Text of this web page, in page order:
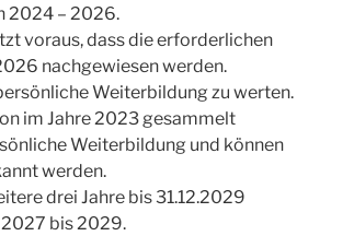
2024 – 2026.
voraus, dass die erforderlichen
nachgewiesen werden.
Weiterbildung zu werten.
im Jahre 2023 gesammelt
Weiterbildung und können
werden.
drei Jahre bis 31.12.2029
bis 2029.